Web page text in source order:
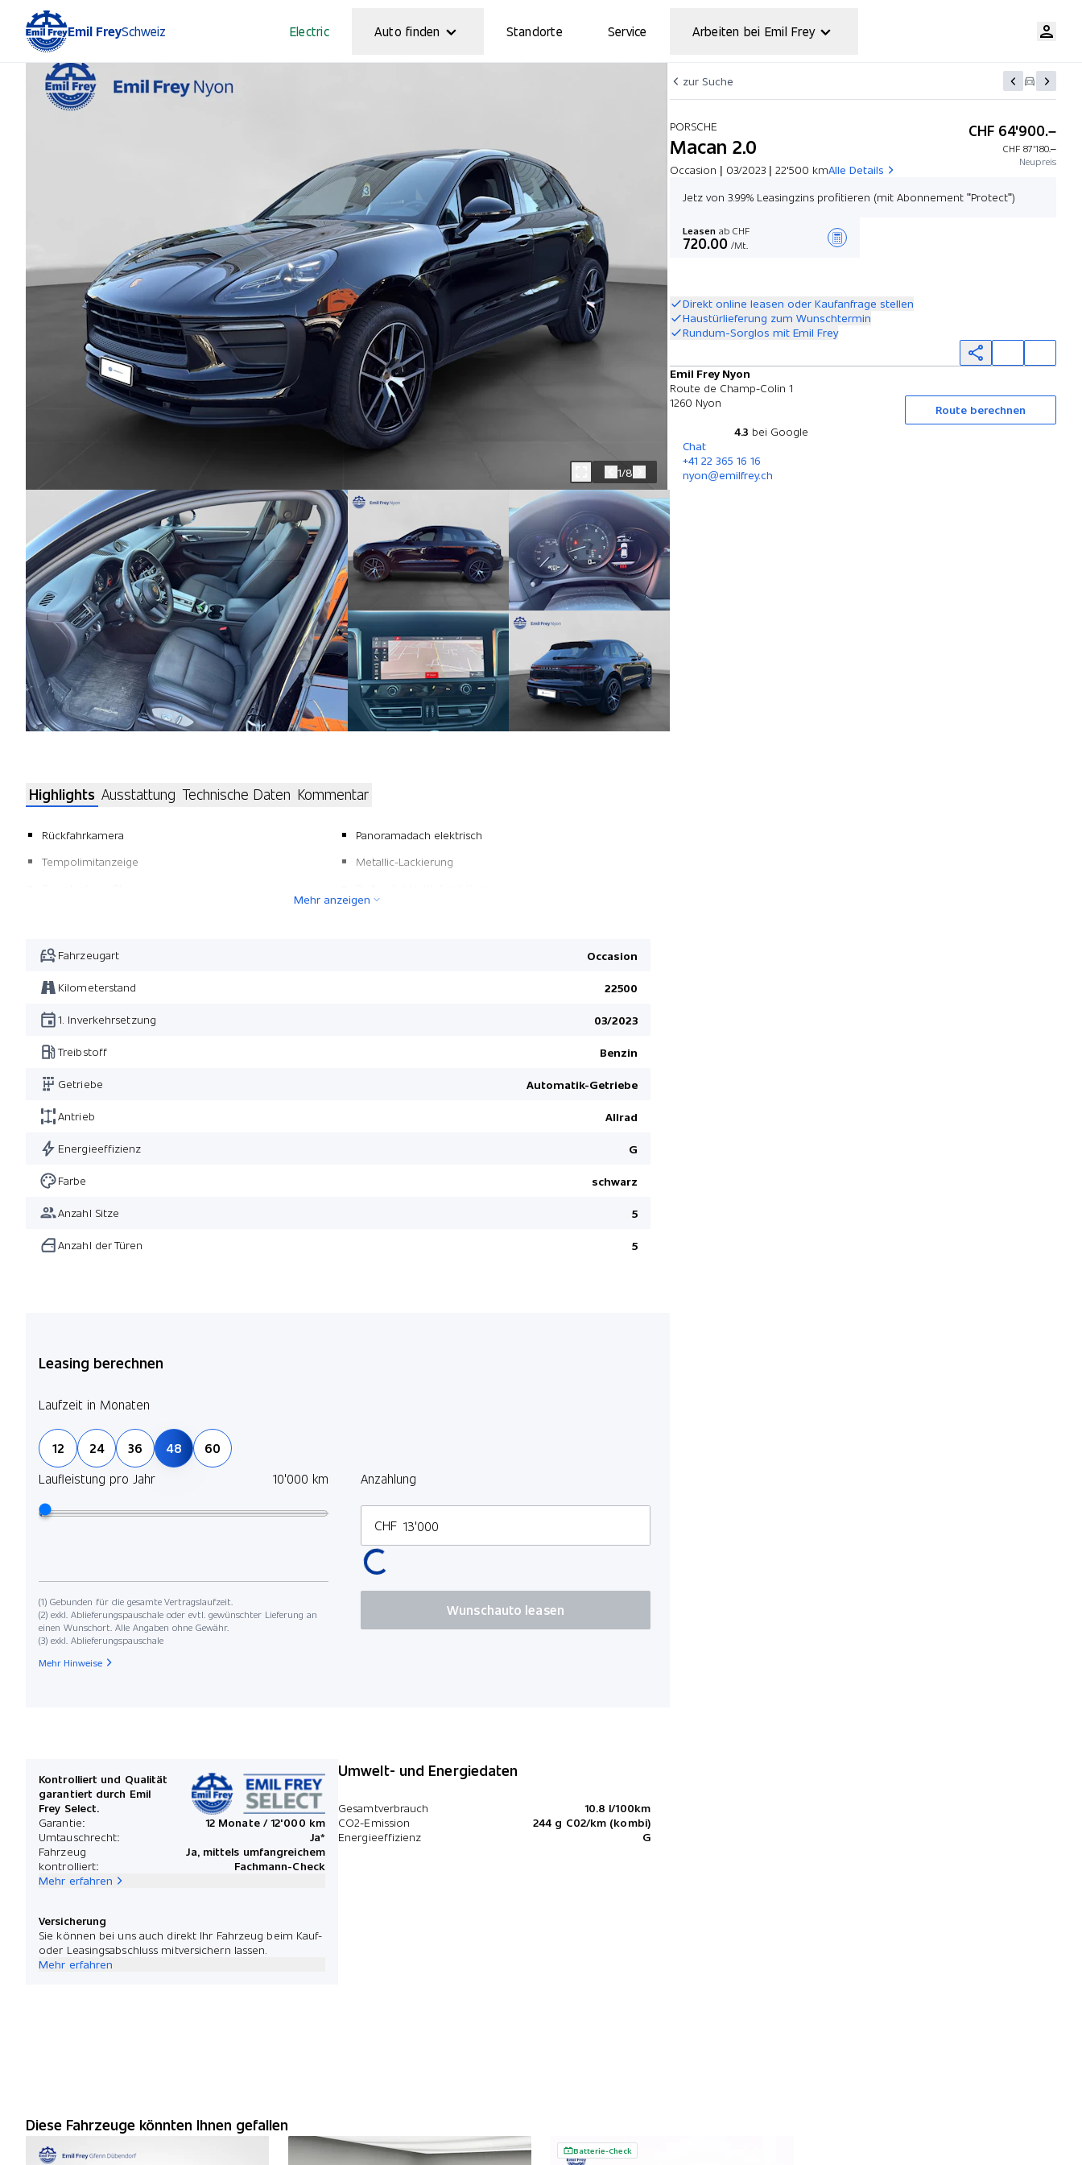
Emil FreySchweiz Electric Auto finden Standorte Service Arbeiten bei Emil Frey
zur Suche
PORSCHE
Macan 2.0
Occasion | 03/2023 | 22'500 kmAlle Details
CHF 64'900.–
CHF 87'180.–
Neupreis
Jetz von 3.99% Leasingzins profitieren (mit Abonnement "Protect")
Leasen ab CHF
720.00 /Mt.
Direkt online leasen oder Kaufanfrage stellen
Haustürlieferung zum Wunschtermin
Rundum-Sorglos mit Emil Frey
Emil Frey Nyon
Route de Champ-Colin 1
1260 Nyon
Route berechnen
4.3 bei Google
Chat
+41 22 365 16 16
nyon@emilfrey.ch
1/8
Highlights Ausstattung Technische Daten Kommentar
Rückfahrkamera
Tempolimitanzeige
Aussenspiegel und Innenspiegel automatisch abblendend
Panoramadach elektrisch
Metallic-Lackierung
Mehr anzeigen
Fahrzeugart Occasion
Kilometerstand 22500
1. Inverkehrsetzung 03/2023
Treibstoff Benzin
Getriebe Automatik-Getriebe
Antrieb Allrad
Energieeffizienz G
Farbe schwarz
Anzahl Sitze 5
Anzahl der Türen 5
Leasing berechnen
Laufzeit in Monaten
12 24 36 48
60
Laufleistung pro Jahr
10'000 km Anzahlung
CHF
(1) Gebunden für die gesamte Vertragslaufzeit.
(2) exkl. Ablieferungspauschale oder evtl. gewünschter Lieferung an
einen Wunschort. Alle Angaben ohne Gewähr.
(3) exkl. Ablieferungspauschale
Wunschauto leasen
Mehr Hinweise
Kontrolliert und Qualität
garantiert durch Emil
Frey Select.
Garantie:
12 Monate / 12'000 km
Umtauschrecht:
Ja*
Fahrzeug
kontrolliert:
Ja, mittels umfangreichem
Fachmann-Check
Mehr erfahren
Versicherung
Sie können bei uns auch direkt Ihr Fahrzeug beim Kauf-
oder Leasingsabschluss mitversichern lassen.
Mehr erfahren
Umwelt- und Energiedaten
Gesamtverbrauch
10.8 l/100km
CO2-Emission
244 g C02/km (kombi)
Energieeffizienz
G
Diese Fahrzeuge könnten Ihnen gefallen
Batterie-Check